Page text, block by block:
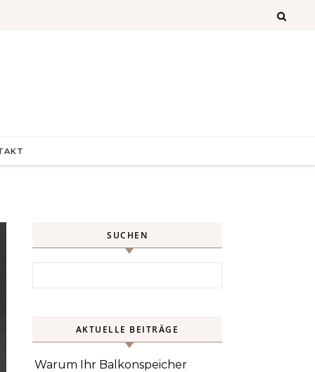
SUCHEN
AKTUELLE BEITRÄGE
Warum Ihr Balkonspeicher